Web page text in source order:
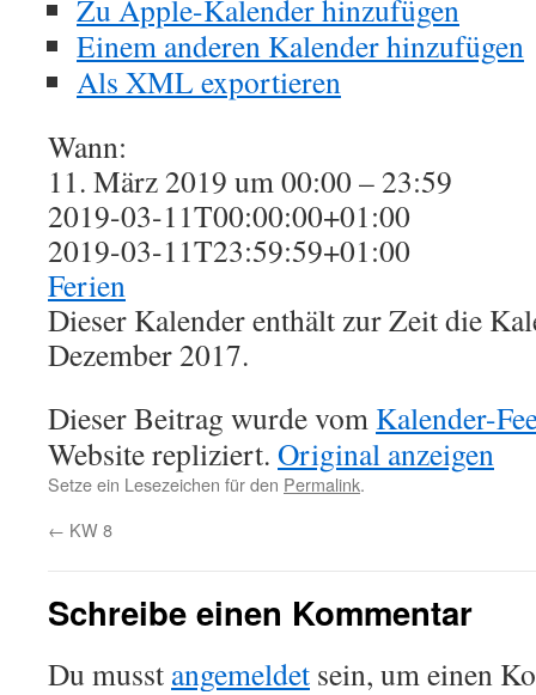
Zu Apple-Kalender hinzufügen
Einem anderen Kalender hinzufügen
Als XML exportieren
Wann:
11. März 2019 um 00:00 – 23:59
2019-03-11T00:00:00+01:00
2019-03-11T23:59:59+01:00
Ferien
Dieser Kalender enthält zur Zeit die
Dezember 2017.
Dieser Beitrag wurde vom Kalender-
Website repliziert. Original anzeigen
Setze ein Lesezeichen für den Permalink.
← KW 8
Schreibe einen Kommentar
Du musst angemeldet sein, um einen